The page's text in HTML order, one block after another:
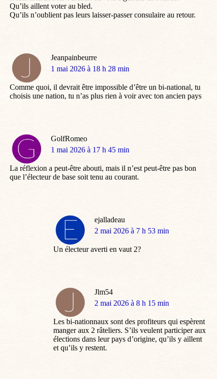
Qu’ils aillent voter au bled.
Qu’ils n’oublient pas leurs laisser-passer consulaire au retour.
Jeanpainbeurre
dit
1 mai 2026 à 18 h 28 min
Comme quoi, il devrait être impossible d’être un bi-national, tu
choisis une nation, tu n’as plus rien à voir avec ton ancien pays
GolfRomeo
dit
1 mai 2026 à 17 h 45 min
La réflexion a peut-être abouti, mais il n’est peut-être pas bon
que l’électeur de base soit tenu au courant.
ejalladeau
dit
2 mai 2026 à 7 h 53 min
Un électeur averti en vaut 2?
Jlm54
dit
2 mai 2026 à 8 h 15 min
Les bi-nationnaux sont des profiteurs qui espèrent
manger aux 2 râteliers. S’ils veulent participer aux
élections dans leur pays d’origine, qu’ils y aillent
et qu’ils y restent.